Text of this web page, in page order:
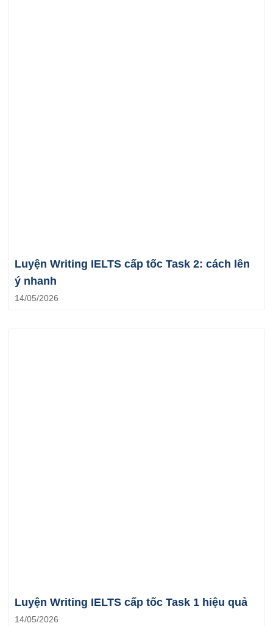
Luyện Writing IELTS cấp tốc Task 2: cách lên
ý nhanh
14/05/2026
Luyện Writing IELTS cấp tốc Task 1 hiệu quả
14/05/2026